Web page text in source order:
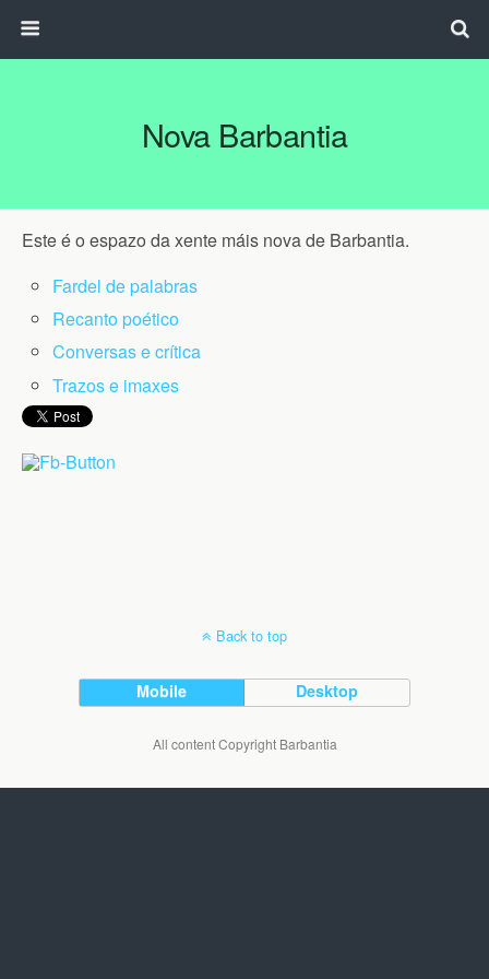
Nova Barbantia
Este é o espazo da xente máis nova de Barbantia.
Fardel de palabras
Recanto poético
Conversas e crítica
Trazos e imaxes
Back to top
Mobile Desktop
All content Copyright Barbantia